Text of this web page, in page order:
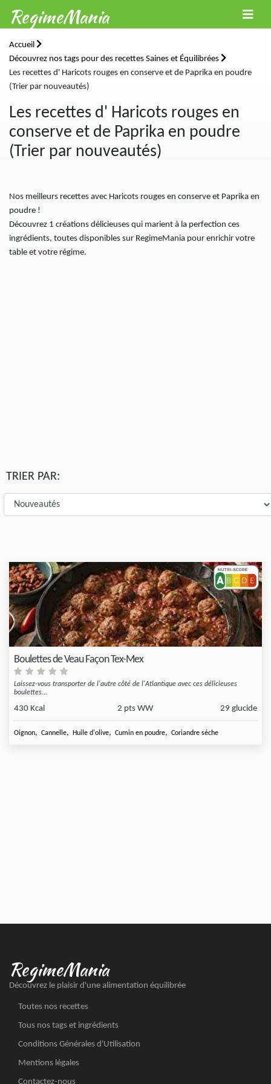
RegimeMania
Accueil
Découvrez nos tags pour des recettes Saines et Équilibrées
Les recettes d' Haricots rouges en conserve et de Paprika en poudre
(Trier par nouveautés)
Les recettes d' Haricots rouges en
conserve et de Paprika en poudre
(Trier par nouveautés)
Nos meilleurs recettes avec Haricots rouges en conserve et Paprika en
poudre !
Découvrez 1 créations délicieuses qui marient à la perfection ces
ingrédients, toutes disponibles sur RegimeMania pour enrichir votre
table et votre régime.
TRIER PAR:
Boulettes de Veau Façon Tex-Mex
Laissez-vous transporter de l'autre côté de l'Atlantique avec ces délicieuses
boulettes...
430 Kcal 2 pts WW 29 glucide
Oignon, Cannelle, Huile d'olive, Cumin en poudre, Coriandre séche
RegimeMania
Découvrez le plaisir d'une alimentation équilibrée
Toutes nos recettes
Tous nos tags et ingrédients
Conditions Générales d'Utilisation
Mentions légales
Contactez-nous